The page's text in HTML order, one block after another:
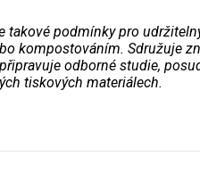
podmínky pro
kompostováním. Sdružuje
odborné studie,
tiskových materiálech.